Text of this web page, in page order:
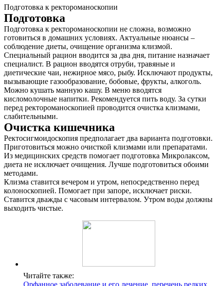
Подготовка к ректороманоскопии
Подготовка
Подготовка к ректороманоскопии не сложна, возможно
готовиться в домашних условиях. Актуальные нюансы –
соблюдение диеты, очищение организма клизмой.
Специальный рацион вводится за два дня, питание назначает
специалист. В рацион вводятся отруби, травяные и
диетические чаи, нежирное мясо, рыбу. Исключают продукты,
вызывающие газообразование, бобовые, фрукты, алкоголь.
Можно кушать манную кашу. В меню вводятся
кисломолочные напитки. Рекомендуется пить воду. За сутки
перед ректороманоскопией проводится очистка клизмами,
слабительными.
Очистка кишечника
Ректосигмоидоскопия предполагает два варианта подготовки.
Приготовиться можно очисткой клизмами или препаратами.
Из медицинских средств помогает подготовка Микролаксом,
диета не исключает очищения. Лучше подготовиться обоими
методами.
Клизма ставится вечером и утром, непосредственно перед
колоноскопией. Помогает при запоре, исключает риски.
Ставится дважды с часовым интервалом. Утром воды должны
выходить чистые.
Читайте также:
Орфанное заболевание и его лечение. перечень редких